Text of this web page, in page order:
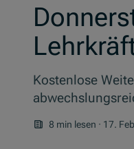
Kostenlose
8 min lesen · 17.